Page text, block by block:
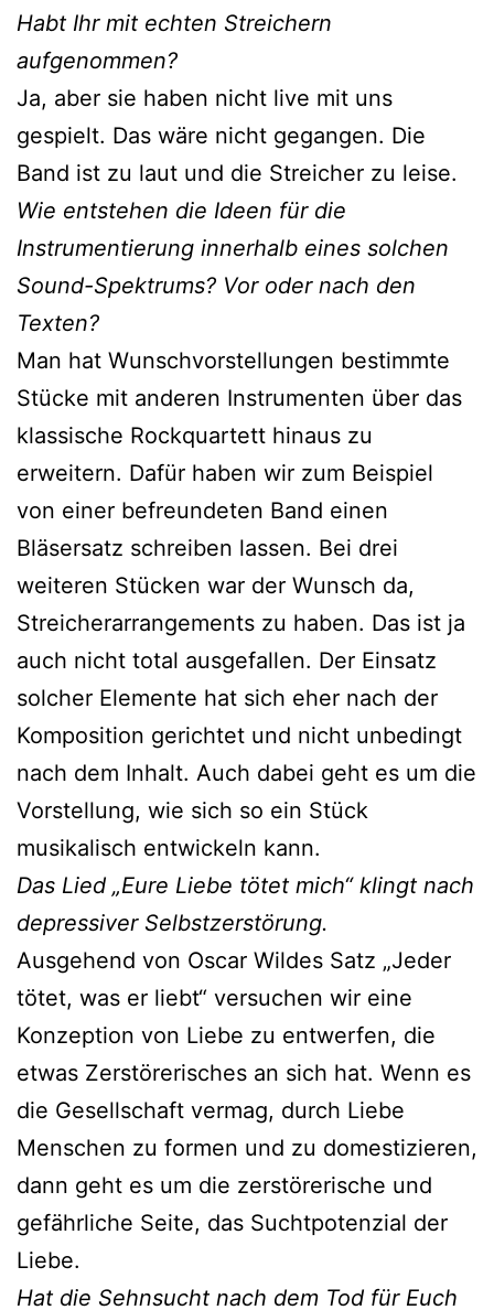
Habt Ihr mit echten Streichern
aufgenommen?
Ja, aber sie haben nicht live mit uns
gespielt. Das wäre nicht gegangen. Die
Band ist zu laut und die Streicher zu leise.
Wie entstehen die Ideen für die
Instrumentierung innerhalb eines solchen
Sound-Spektrums? Vor oder nach den
Texten?
Man hat Wunschvorstellungen bestimmte
Stücke mit anderen Instrumenten über das
klassische Rockquartett hinaus zu
erweitern. Dafür haben wir zum Beispiel
von einer befreundeten Band einen
Bläsersatz schreiben lassen. Bei drei
weiteren Stücken war der Wunsch da,
Streicherarrangements zu haben. Das ist ja
auch nicht total ausgefallen. Der Einsatz
solcher Elemente hat sich eher nach der
Komposition gerichtet und nicht unbedingt
nach dem Inhalt. Auch dabei geht es um die
Vorstellung, wie sich so ein Stück
musikalisch entwickeln kann.
Das Lied „Eure Liebe tötet mich“ klingt nach
depressiver Selbstzerstörung.
Ausgehend von Oscar Wildes Satz „Jeder
tötet, was er liebt“ versuchen wir eine
Konzeption von Liebe zu entwerfen, die
etwas Zerstörerisches an sich hat. Wenn es
die Gesellschaft vermag, durch Liebe
Menschen zu formen und zu domestizieren,
dann geht es um die zerstörerische und
gefährliche Seite, das Suchtpotenzial der
Liebe.
Hat die Sehnsucht nach dem Tod für Euch